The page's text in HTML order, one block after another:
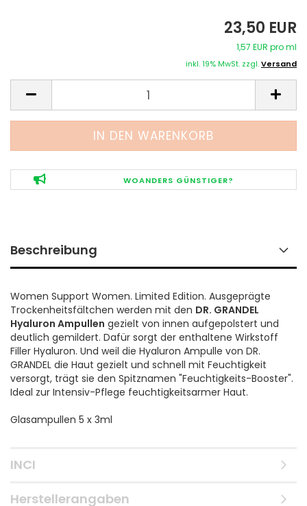
23,50 EUR
1,57 EUR pro ml
inkl. 19% MwSt. zzgl.Versand
WOANDERS GÜNSTIGER?
Beschreibung
Women Support Women. Limited Edition. Ausgeprägte
Trockenheitsfältchen werden mit den DR. GRANDEL
Hyaluron Ampullen gezielt von innen aufgepolstert und
deutlich gemildert. Dafür sorgt der enthaltene Wirkstoff
Filler Hyaluron. Und weil die Hyaluron Ampulle von DR.
GRANDEL die Haut gezielt und schnell mit Feuchtigkeit
versorgt, trägt sie den Spitznamen "Feuchtigkeits-Booster".
Ideal zur Intensiv-Pflege feuchtigkeitsarmer Haut.
Glasampullen 5 x 3ml
INCI
Herstellerangaben